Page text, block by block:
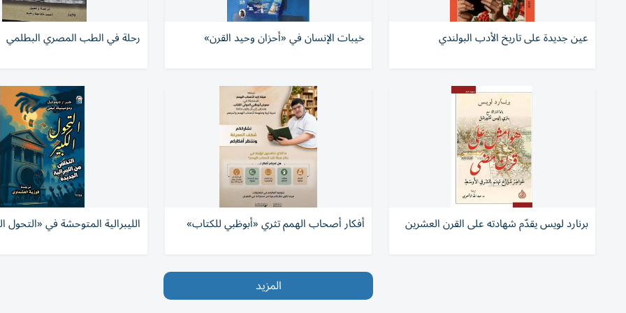
عين جديدة على تاريخ الأدب البولندي خيبات الإنسان في «أحزان وحيد القرن» رحلة في الطب المصري البطلمي
برنارد لويس يقدّم شهادته على القرن العشرين أفكار أصحاب الهمم تثري «أبوظبي للكتاب» الليبرالية المتوحشة في «التحول
المزيد